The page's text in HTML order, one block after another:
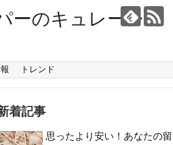
ーのキュレーショ
トレンド
着記事
思ったより安い！あなたの留